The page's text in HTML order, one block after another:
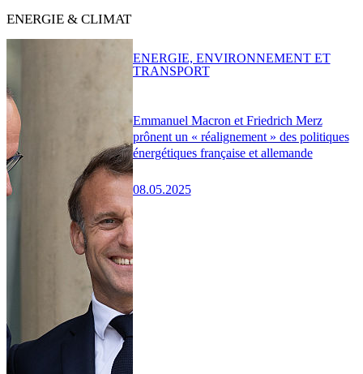
ENERGIE & CLIMAT
Emmanuel Macron et Friedrich Merz
prônent un « réalignement » des politiques
énergétiques française et allemande
08.05.2025
ENERGIE, ENVIRONNEMENT ET
TRANSPORT